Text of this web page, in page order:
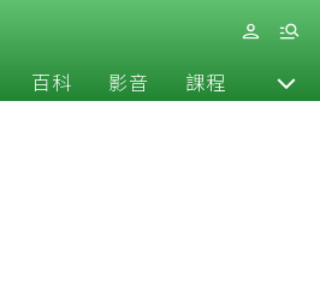
百科 影音 課程 退休